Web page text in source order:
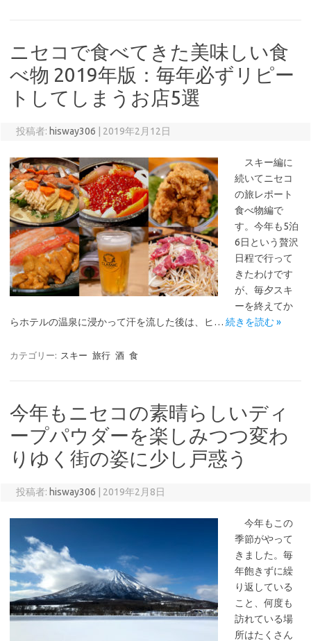
ニセコで食べてきた美味しい食
べ物 2019年版：毎年必ずリピー
トしてしまうお店5選
投稿者: hisway306 2019年2月12日
スキー編に
続いてニセコ
の旅レポート
食べ物編で
す。今年も5泊
6日という贅沢
日程で行って
きたわけです
が、毎夕スキ
ーを終えてか
らホテルの温泉に浸かって汗を流した後は、ヒ… 続きを読む »
カテゴリー: スキー 旅行 酒 食
今年もニセコの素晴らしいディ
ープパウダーを楽しみつつ変わ
りゆく街の姿に少し戸惑う
投稿者: hisway306 2019年2月8日
今年もこの
季節がやって
きました。毎
年飽きずに繰
り返している
こと、何度も
訪れている場
所はたくさん